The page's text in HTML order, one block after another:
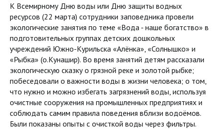
К Всемирному Дню воды или Дню защиты водных
ресурсов (22 марта) сотрудники заповедника провели
экологические занятия по теме «Вода - наше богатство» в
подготовительных группах детских дошкольных
учреждений Южно-Курильска «Алёнка», «Солнышко» и
«Рыбка» (о.Кунашир). Во время занятий детям рассказали
экологическую сказку о грязной реке и золотой рыбке;
побеседовали о важности воды в жизни человека; о том,
что нужно и можно избегать загрязнений воды, используя
очистные сооружения на промышленных предприятиях и
соблюдать самим правила поведения вблизи водоёмов.
Были показаны опыты с очисткой воды через фильтры.